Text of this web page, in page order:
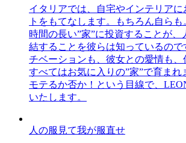
イタリアでは、自宅やインテリアに
トをもてなします。もちろん自ら
時間の長い”家”に投資することが、
結することを彼らは知っているので
チベーションも、彼女との愛情も、
すべてはお気に入りの”家”で育まれ
モテるか否か！という目線で、
いたします。
人の服見て我が服直せ